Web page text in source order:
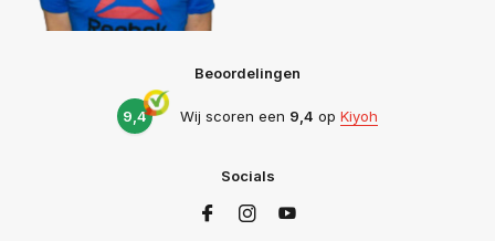
Beoordelingen
9,4 Wij scoren een 9,4 op Kiyoh
Socials